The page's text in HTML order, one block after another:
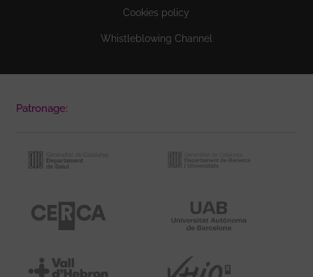
Cookies policy
Whistleblowing Channel
Patronage: